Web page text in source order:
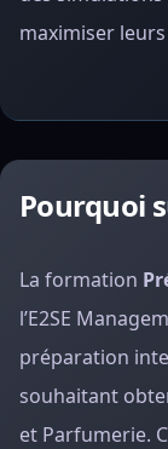
maximiser leurs
Pourquoi
La formation
l’E2SE
préparation
souhaitant
et Parfumerie.